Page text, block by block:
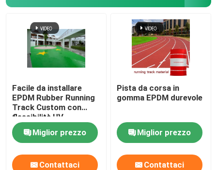
Facile da installare
EPDM Rubber Running
Track Custom con
flessibilità UV
Miglior prezzo
Contattaci
Pista da corsa in
gomma EPDM durevole
Miglior prezzo
Contattaci